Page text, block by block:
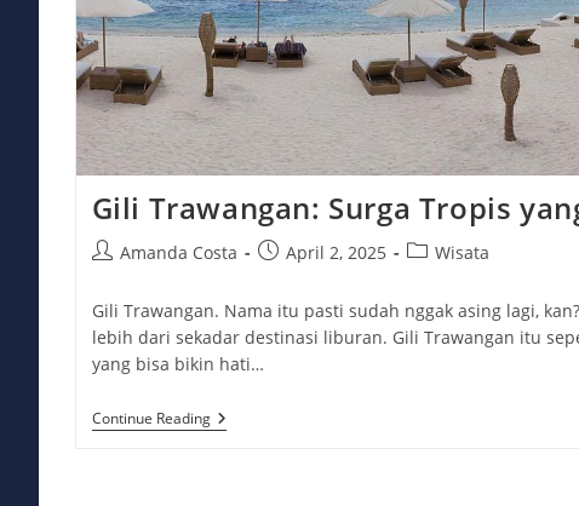
Gili Trawangan: Surga Tropis
PostAmanda Costa
PostApril 2, 2025
PostWisata
Gili Trawangan. Nama itu pasti sudah nggak asing lagi,
lebih dari sekadar destinasi liburan. Gili Trawangan itu
yang bisa bikin hati…
Continue ReadingGili
Trawangan: